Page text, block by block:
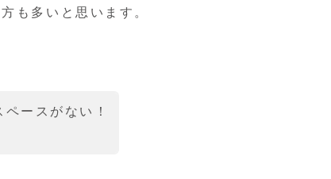
も多いと思います。
ースがない！